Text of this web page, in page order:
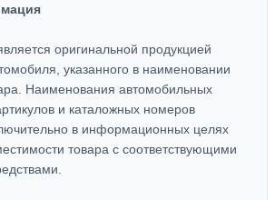
оригинальной продукцией
указанного в наименовании
Наименования автомобильных
и каталожных номеров
в информационных целях
товара с соответствующими